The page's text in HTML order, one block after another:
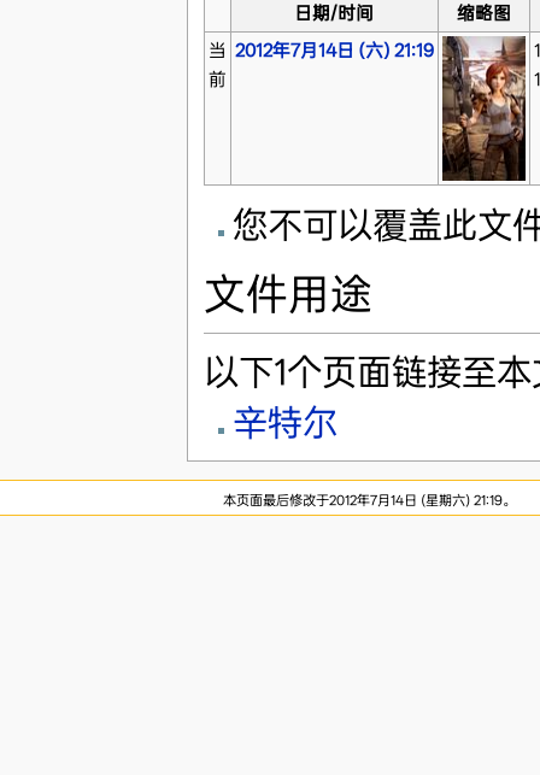
日期/时间
缩略图
当
前
2012年7月14日 (六) 21:19
您不可以覆盖此文
文件用途
以下1个页面链接至
辛特尔
本页面最后修改于2012年7月14日 (星期六) 21:19。